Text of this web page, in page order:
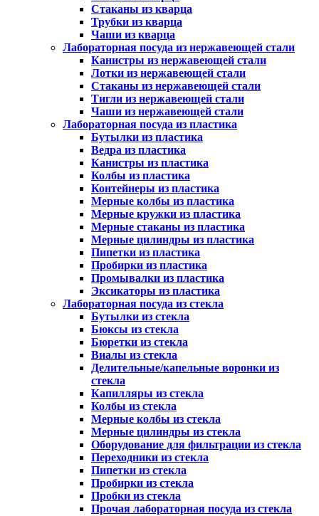
Стаканы из кварца
Трубки из кварца
Чаши из кварца
Лабораторная посуда из нержавеющей стали
Канистры из нержавеющей стали
Лотки из нержавеющей стали
Стаканы из нержавеющей стали
Тигли из нержавеющей стали
Чаши из нержавеющей стали
Лабораторная посуда из пластика
Бутылки из пластика
Ведра из пластика
Канистры из пластика
Колбы из пластика
Контейнеры из пластика
Мерные колбы из пластика
Мерные кружки из пластика
Мерные стаканы из пластика
Мерные цилиндры из пластика
Пипетки из пластика
Пробирки из пластика
Промывалки из пластика
Эксикаторы из пластика
Лабораторная посуда из стекла
Бутылки из стекла
Бюксы из стекла
Бюретки из стекла
Виалы из стекла
Делительные/капельные воронки из
стекла
Капилляры из стекла
Колбы из стекла
Мерные колбы из стекла
Мерные цилиндры из стекла
Оборудование для фильтрации из стекла
Переходники из стекла
Пипетки из стекла
Пробирки из стекла
Пробки из стекла
Прочая лабораторная посуда из стекла